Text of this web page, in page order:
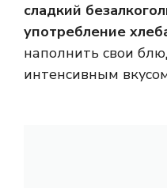
сладкий
употребление
наполнить свои
интенсивным